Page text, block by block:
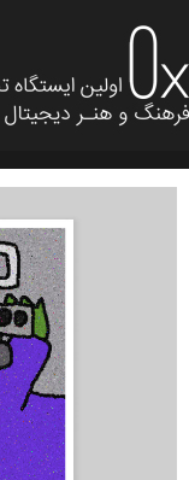
تغییر گذر واژه
سفارشات
خروج از حساب کاربری